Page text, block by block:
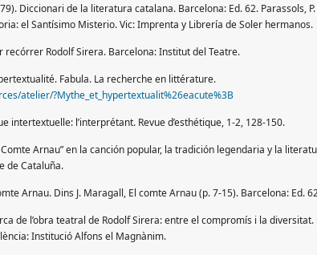
Diccionari de la literatura catalana. Barcelona: Ed. 62. Parassols, P.
el Santísimo Misterio. Vic: Imprenta y Librería de Soler hermanos.
recórrer Rodolf Sirera. Barcelona: Institut del Teatre.
Fabula. La recherche en littérature.
atelier/?Mythe_et_hypertextualit%26eacute%3B
intertextuelle: l’interprétant. Revue d’esthétique, 1-2, 128-150.
Comte Arnau” en la canción popular, la tradición legendaria y la
de Cataluña.
Arnau. Dins J. Maragall, El comte Arnau (p. 7-15). Barcelona: Ed.
de l’obra teatral de Rodolf Sirera: entre el compromís i la diversitat.
Institució Alfons el Magnànim.